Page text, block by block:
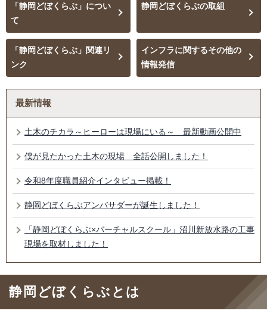
「静岡どぼくらぶ」につい
て
静岡どぼくらぶの取組
「静岡どぼくらぶ」関連リ
ンク
インフラに関するその他の
情報発信
最新情報
土木のチカラ～ヒーローは現場にいる～ 最新動画公開中
僕が見たかった土木の現場 全話公開しました！
令和8年度職員紹介インタビュー掲載！
静岡どぼくらぶアンバサダーが誕生しました！
「静岡どぼくらぶ×バーチャルスクール」沼川新放水路の工事
現場を取材しました！
静岡どぼくらぶとは